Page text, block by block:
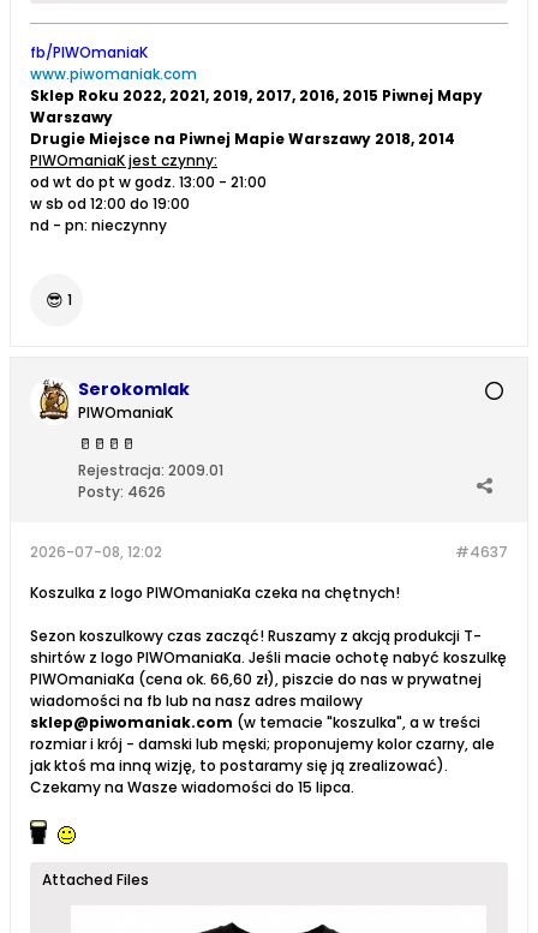
fb/PIWOmaniaK
www.piwomaniak.com
Sklep Roku 2022, 2021, 2019, 2017, 2016, 2015 Piwnej Mapy
Warszawy
Drugie Miejsce na Piwnej Mapie Warszawy 2018, 2014
PIWOmaniaK jest czynny:
od wt do pt w godz. 13:00 - 21:00
w sb od 12:00 do 19:00
nd - pn: nieczynny
😎 1
Serokomlak
PIWOmaniaK
🥛 🥛 🥛 🥛
Rejestracja: 2009.01
Posty: 4626
#4637
2026-07-08, 12:02
Koszulka z logo PIWOmaniaKa czeka na chętnych!
Sezon koszulkowy czas zacząć! Ruszamy z akcją produkcji T-
shirtów z logo PIWOmaniaKa. Jeśli macie ochotę nabyć koszulkę
PIWOmaniaKa (cena ok. 66,60 zł), piszcie do nas w prywatnej
wiadomości na fb lub na nasz adres mailowy
sklep@piwomaniak.com (w temacie "koszulka", a w treści
rozmiar i krój - damski lub męski; proponujemy kolor czarny, ale
jak ktoś ma inną wizję, to postaramy się ją zrealizować).
Czekamy na Wasze wiadomości do 15 lipca.
Attached Files